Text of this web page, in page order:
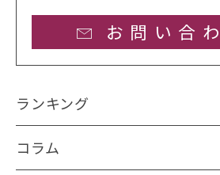
お問い合
ランキング
コラム